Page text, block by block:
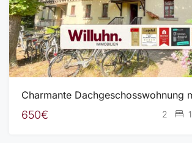
650€ 2 1